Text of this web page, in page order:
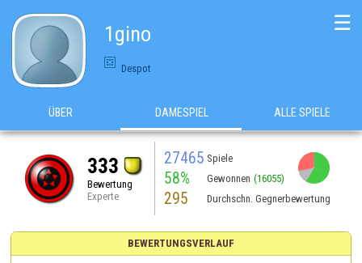
1gino
Despot
☰
ÜBER DAMESPIEL ALLE SPIELE
333
Bewertung
Experte
27465 Spiele
58% Gewonnen (16055)
295 Durchschn. Gegnerbewertung
BEWERTUNGSVERLAUF